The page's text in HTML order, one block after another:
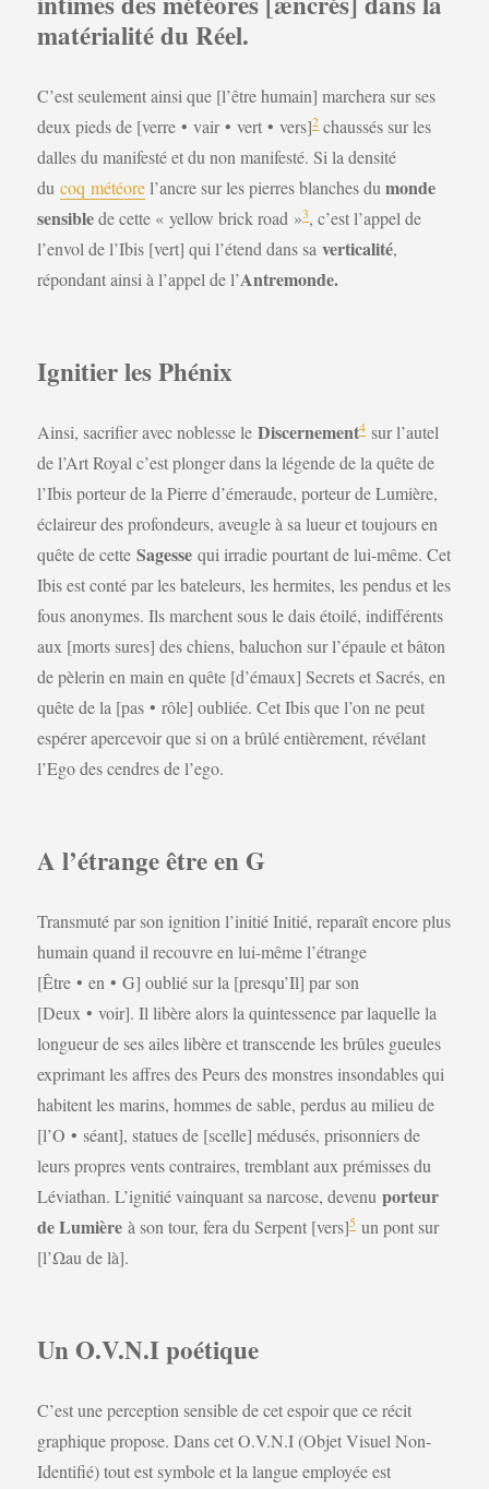
matérialité du Réel.
C’est seulement ainsi que [l’être humain] marchera sur ses
deux pieds de [verre • vair • vert • vers]2 chaussés sur les
dalles du manifesté et du non manifesté. Si la densité
ducoq météorel’ancre sur les pierres blanches dumonde
sensiblede cette « yellow brick road »3, c’est l’appel de
l’envol de l’Ibis [vert] qui l’étend dans saverticalité,
répondant ainsi à l’appel de l’Antremonde.
Ignitier les Phénix
Ainsi, sacrifier avec noblesse leDiscernement4 sur l’autel
de l’Art Royal c’est plonger dans la légende de la quête de
l’Ibis porteur de la Pierre d’émeraude, porteur de Lumière,
éclaireur des profondeurs, aveugle à sa lueur et toujours en
quête de cetteSagesse qui irradie pourtant de lui-même. Cet
Ibis est conté par les bateleurs, les hermites, les pendus et les
fous anonymes. Ils marchent sous le dais étoilé, indifférents
aux [morts sures] des chiens, baluchon sur l’épaule et bâton
de pèlerin en main en quête [d’émaux] Secrets et Sacrés, en
quête de la [pas • rôle] oubliée. Cet Ibis que l’on ne peut
espérer apercevoir que si on a brûlé entièrement, révélant
l’Ego des cendres de l’ego.
A l’étrange être en G
Transmuté par son ignition l’initié Initié, reparaît encore plus
humain quand il recouvre en lui-même l’étrange
[Être • en • G] oublié sur la [presqu’Il] par son
[Deux • voir]. Il libère alors la quintessence par laquelle la
longueur de ses ailes libère et transcende les brûles gueules
exprimant les affres des Peurs des monstres insondables qui
habitent les marins, hommes de sable, perdus au milieu de
[l’O • séant], statues de [scelle] médusés, prisonniers de
leurs propres vents contraires, tremblant aux prémisses du
Léviathan. L’ignitié vainquant sa narcose, devenuporteur
de Lumière à son tour, fera du Serpent [vers]5 un pont sur
[l’Ωau de là].
Un O.V.N.I poétique
C’est une perception sensible de cet espoir que ce récit
graphique propose. Dans cet O.V.N.I (Objet Visuel Non-
Identifié) tout est symbole et la langue employée est